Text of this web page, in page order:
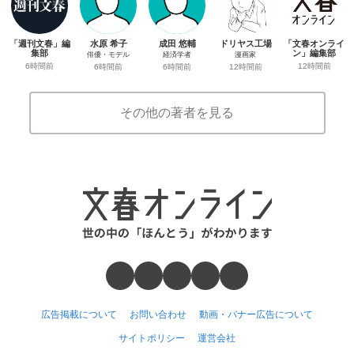
「週刊文春」編
集部
6時間前
水原 希子
俳優・モデル
6時間前
成田 悠輔
経済学者
6時間前
ドリヤス工場
漫画家
12時間前
「文春オンライ
ン」編集部
12時間前
その他の著者を見る
広告掲載について お問い合わせ 動画・バナー広告について
サイトポリシー 運営会社